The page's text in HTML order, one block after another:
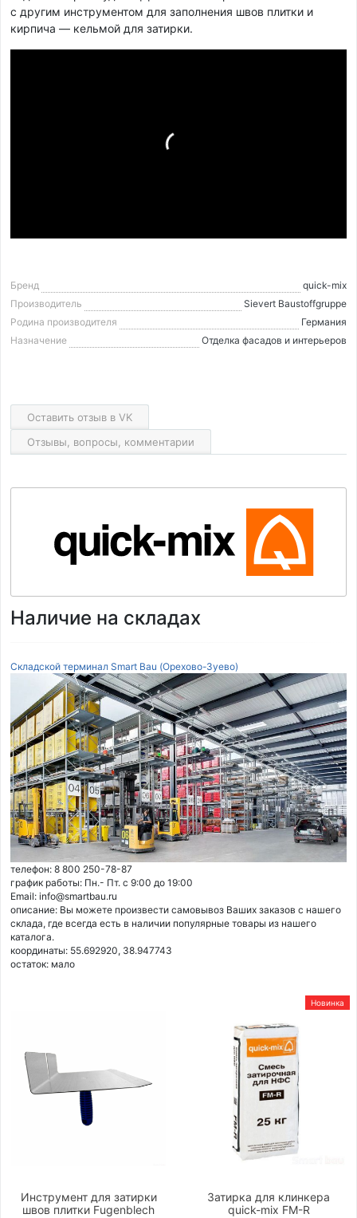
с другим инструментом для заполнения швов плитки и
кирпича — кельмой для затирки.
Бренд
quick-mix
Производитель
Sievert Baustoffgruppe
Родина производителя
Германия
Назначение
Отделка фасадов и интерьеров
Оставить отзыв в VK
Отзывы, вопросы, комментарии
Наличие на складах
Складской терминал Smart Bau (Орехово-Зуево)
телефон: 8 800 250-78-87
график работы: Пн.- Пт. с 9:00 до 19:00
Email: info@smartbau.ru
описание: Вы можете произвести самовывоз Ваших заказов с нашего
склада, где всегда есть в наличии популярные товары из нашего
каталога.
координаты: 55.692920, 38.947743
остаток: мало
Инструмент для затирки
швов плитки Fugenblech
Новинка
Затирка для клинкера
quick-mix FM-R